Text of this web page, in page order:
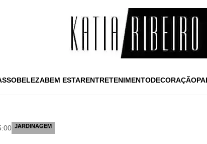
BELEZABEM ESTARENTRETENIMENTODECORAÇÃO
JARDINAGEM